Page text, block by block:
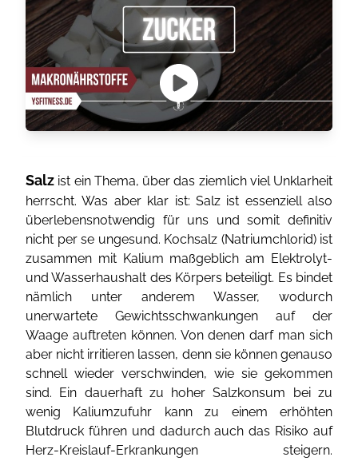
Salz ist ein Thema, über das ziemlich viel Unklarheit
herrscht. Was aber klar ist: Salz ist essenziell also
überlebensnotwendig für uns und somit definitiv
nicht per se ungesund. Kochsalz (Natriumchlorid) ist
zusammen mit Kalium maßgeblich am Elektrolyt-
und Wasserhaushalt des Körpers beteiligt. Es bindet
nämlich unter anderem Wasser, wodurch
unerwartete Gewichtsschwankungen auf der
Waage auftreten können. Von denen darf man sich
aber nicht irritieren lassen, denn sie können genauso
schnell wieder verschwinden, wie sie gekommen
sind. Ein dauerhaft zu hoher Salzkonsum bei zu
wenig Kaliumzufuhr kann zu einem erhöhten
Blutdruck führen und dadurch auch das Risiko auf
Herz-Kreislauf-Erkrankungen steigern.